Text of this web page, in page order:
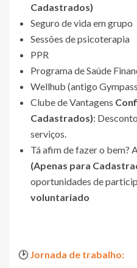
Cadastrados)
Seguro de vida em grupo
Sessões de psicoterapia
PPR
Programa de Saúde
Wellhub (antigo
Clube de Vantagens
Cadastrados):
serviços.
Tá afim de fazer o bem?
(Apenas para
oportunidades de
voluntariado
🕑 Jornada de trabalho: